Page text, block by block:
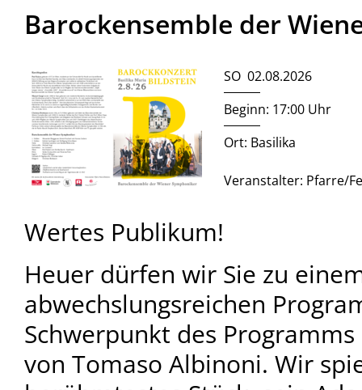
Barockensemble der
SO 02.08.2026
Beginn: 17:00 Uhr
Ort: Basilika
Veranstalter: Pfarre/
Wertes Publikum!
Heuer dürfen wir Sie zu
abwechslungsreichen
Schwerpunkt des
von Tomaso Albinoni. Wir